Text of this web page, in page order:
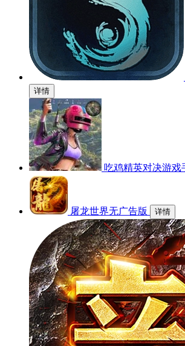
详情
吃鸡精英对决游戏
屠龙世界无广告版 详情